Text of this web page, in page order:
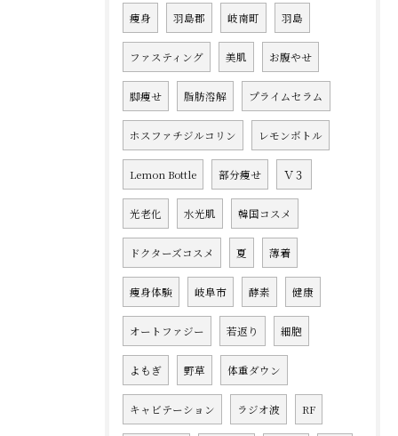
痩身 羽島郡 岐南町 羽島
ファスティング 美肌 お腹やせ
脚痩せ 脂肪溶解 プライムセラム
ホスファチジルコリン レモンボトル
Lemon Bottle 部分痩せ Ｖ３
光老化 水光肌 韓国コスメ
ドクターズコスメ 夏 薄着
痩身体験 岐阜市 酵素 健康
オートファジー 若返り 細胞
よもぎ 野草 体重ダウン
キャビテーション ラジオ波 RF